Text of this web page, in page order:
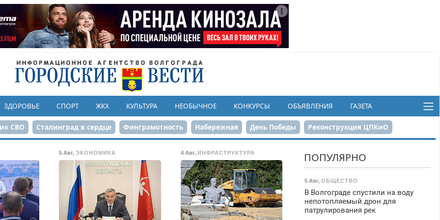
ЗДОРОВЬЕ СПОРТ ЖКХ КУЛЬТУРА НЕОБЫЧНОЕ КОНКУРСЫ ОБЪЯВЛЕНИЯ ГАЗЕТА
СВО Сталинград в сердце Финграмотность Набережная День Победы Реконструкция ЦПКиО
80-летие Победы Парк Героев-летчиков
5 Авг,ЭКОНОМИКА 4 Авг, ИНФРАСТРУКТУРА ПОПУЛЯРНО
5 Авг, ОБЩЕСТВО
В Волгограде спустили на воду
непотопляемый дрон для
патрулирования рек